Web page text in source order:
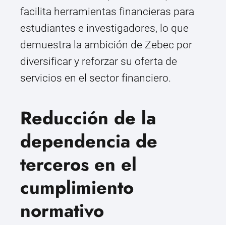
facilita herramientas financieras para
estudiantes e investigadores, lo que
demuestra la ambición de Zebec por
diversificar y reforzar su oferta de
servicios en el sector financiero.
Reducción de la
dependencia de
terceros en el
cumplimiento
normativo